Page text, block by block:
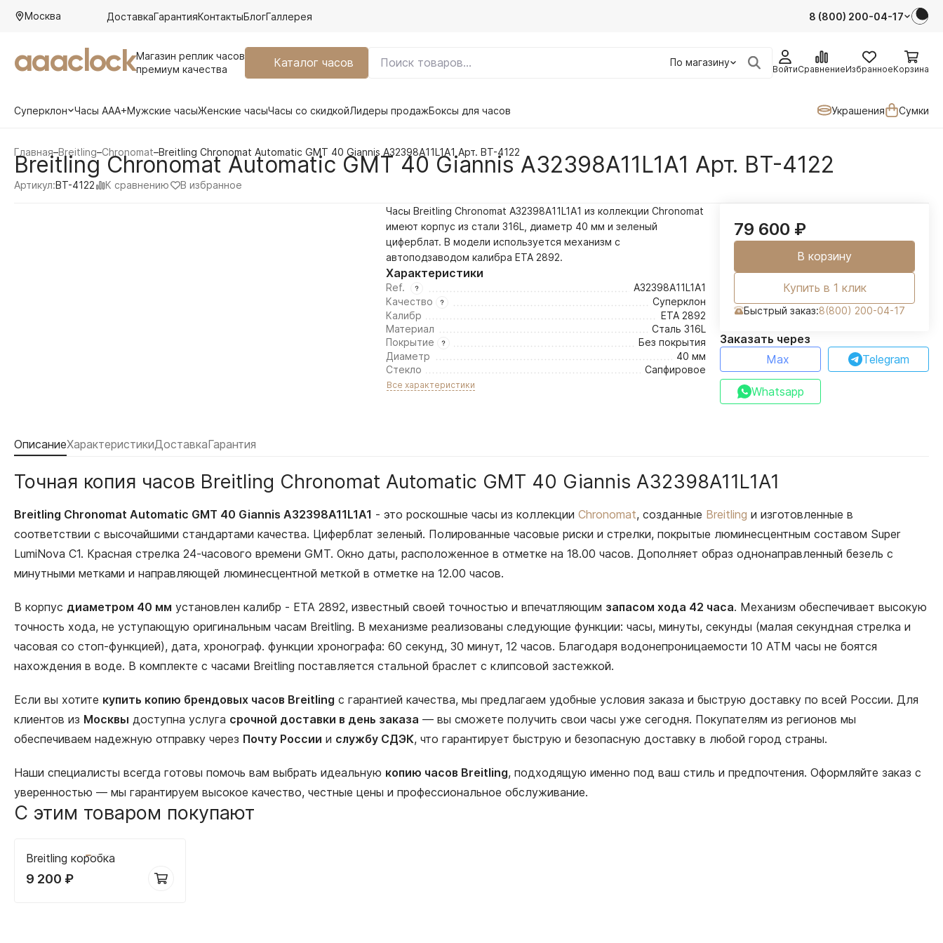
Москва ДоставкаГарантияКонтактыБлогГаллерея 8 (800) 200-04-17
aaaclockМагазин реплик часов
премиум качества
Каталог часов По магазину
ВойтиСравнениеИзбранноеКорзина
Суперклон Часы AAA+Мужские часыЖенские часыЧасы со скидкойЛидеры продажБоксы для часов Украшения Сумки
Главная–Breitling–Chronomat–Breitling Chronomat Automatic GMT 40 Giannis A32398A11L1A1 Арт. BT-4122
Breitling Chronomat Automatic GMT 40 Giannis A32398A11L1A1 Арт. BT-4122
Артикул:BT-4122 К сравнению В избранное
Часы Breitling Chronomat A32398A11L1A1 из коллекции Chronomat
имеют корпус из стали 316L, диаметр 40 мм и зеленый
циферблат. В модели используется механизм с
автоподзаводом калибра ETA 2892.
Характеристики
Ref.
A32398A11L1A1
Качество
Суперклон
Калибр
ETA 2892
Материал
Сталь 316L
Покрытие
Без покрытия
Диаметр
40 мм
Стекло
Сапфировое
Все характеристики
79 600 ₽
В корзину
Купить в 1 клик
Быстрый заказ:8(800) 200-04-17
Заказать через
Max
Telegram
Whatsapp
ОписаниеХарактеристикиДоставкаГарантия
Точная копия часов Breitling Chronomat Automatic GMT 40 Giannis A32398A11L1A1
Breitling Chronomat Automatic GMT 40 Giannis A32398A11L1A1 - это роскошные часы из коллекции Chronomat, созданные Breitling и изготовленные в
соответствии с высочайшими стандартами качества. Циферблат зеленый. Полированные часовые риски и стрелки, покрытые люминесцентным составом Super
LumiNova C1. Красная стрелка 24-часового времени GMT. Окно даты, расположенное в отметке на 18.00 часов. Дополняет образ однонаправленный безель с
минутными метками и направляющей люминесцентной меткой в отметке на 12.00 часов.
В корпус диаметром 40 мм установлен калибр - ETA 2892, известный своей точностью и впечатляющим запасом хода 42 часа. Механизм обеспечивает высокую
точность хода, не уступающую оригинальным часам Breitling. В механизме реализованы следующие функции: часы, минуты, секунды (малая секундная стрелка и
часовая со стоп-функцией), дата, хронограф. функции хронографа: 60 секунд, 30 минут, 12 часов. Благодаря водонепроницаемости 10 АТМ часы не боятся
нахождения в воде. В комплекте с часами Breitling поставляется стальной браслет с клипсовой застежкой.
Если вы хотите купить копию брендовых часов Breitling с гарантией качества, мы предлагаем удобные условия заказа и быструю доставку по всей России. Для
клиентов из Москвы доступна услуга срочной доставки в день заказа — вы сможете получить свои часы уже сегодня. Покупателям из регионов мы
обеспечиваем надежную отправку через Почту России и службу СДЭК, что гарантирует быструю и безопасную доставку в любой город страны.
Наши специалисты всегда готовы помочь вам выбрать идеальную копию часов Breitling, подходящую именно под ваш стиль и предпочтения. Оформляйте заказ с
уверенностью — мы гарантируем высокое качество, честные цены и профессиональное обслуживание.
С этим товаром покупают
Breitling коробка
9 200 ₽